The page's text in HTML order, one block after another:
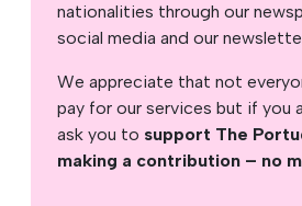
nationalities through our
social media and our
We appreciate that not
pay for our services but if you
ask you to support The
making a contribution – no